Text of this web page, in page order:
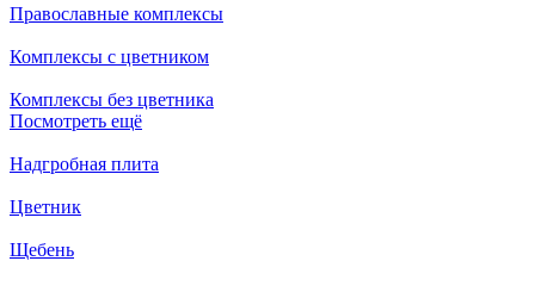
Православные комплексы
Комплексы с цветником
Комплексы без цветника
Посмотреть ещё
Надгробная плита
Цветник
Щебень